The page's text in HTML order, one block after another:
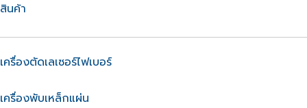
สินค้า
เครื่องตัดเลเซอร์ไฟเบอร์
เครื่องพับเหล็กแผ่น